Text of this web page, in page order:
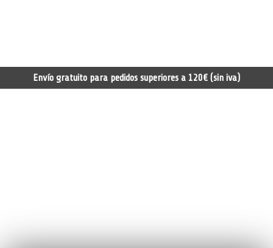
Envío gratuito para pedidos superiores a 120€ (sin iva)